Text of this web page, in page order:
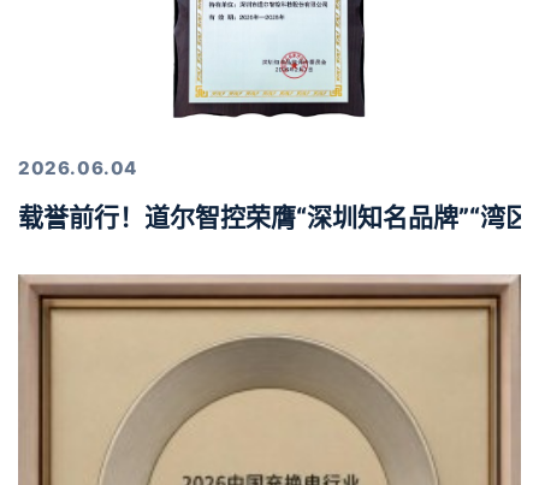
2026.06.04
载誉前行！道尔智控荣膺“深圳知名品牌”“湾